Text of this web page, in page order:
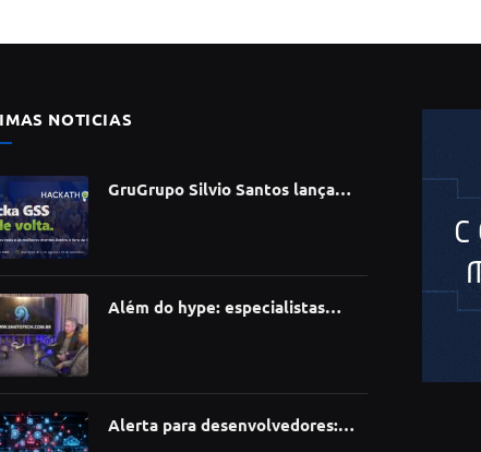
NOTICIAS
GruGrupo Silvio Santos lança
Além do hype: especialistas
Alerta para desenvolvedores: